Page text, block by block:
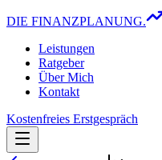
DIE FINANZPLANUNG.
Leistungen
Ratgeber
Über Mich
Kontakt
Kostenfreies Erstgespräch